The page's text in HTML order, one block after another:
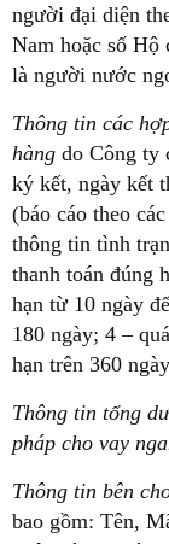
người đại diện
Nam hoặc số Hộ
là người nước
Thông tin các
hàng do Công ty
ký kết, ngày kết
(báo cáo theo
thông tin tình
thanh toán đúng
hạn từ 10 ngày
180 ngày; 4 –
hạn trên 360
Thông tin tổng
pháp cho vay
Thông tin bên
bao gồm: Tên,